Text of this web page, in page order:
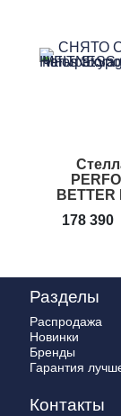
BETTER
178 390
Разделы
Распродажа
Новинки
Бренды
Гарантия
Контакты